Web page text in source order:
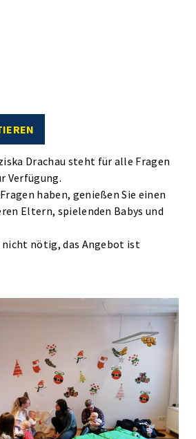
Drachau steht für alle Fragen
Verfügung.
haben, genießen Sie einen
Eltern, spielenden Babys und
nicht nötig, das Angebot ist